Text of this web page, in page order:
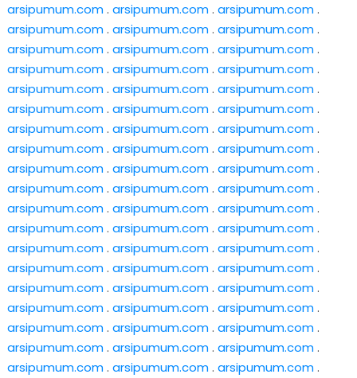
arsipumum.com. arsipumum.com. arsipumum.com.
arsipumum.com. arsipumum.com. arsipumum.com.
arsipumum.com. arsipumum.com. arsipumum.com.
arsipumum.com. arsipumum.com. arsipumum.com.
arsipumum.com. arsipumum.com. arsipumum.com.
arsipumum.com. arsipumum.com. arsipumum.com.
arsipumum.com. arsipumum.com. arsipumum.com.
arsipumum.com. arsipumum.com. arsipumum.com.
arsipumum.com. arsipumum.com. arsipumum.com.
arsipumum.com. arsipumum.com. arsipumum.com.
arsipumum.com. arsipumum.com. arsipumum.com.
arsipumum.com. arsipumum.com. arsipumum.com.
arsipumum.com. arsipumum.com. arsipumum.com.
arsipumum.com. arsipumum.com. arsipumum.com.
arsipumum.com. arsipumum.com. arsipumum.com.
arsipumum.com. arsipumum.com. arsipumum.com.
arsipumum.com. arsipumum.com. arsipumum.com.
arsipumum.com. arsipumum.com. arsipumum.com.
arsipumum.com. arsipumum.com. arsipumum.com.